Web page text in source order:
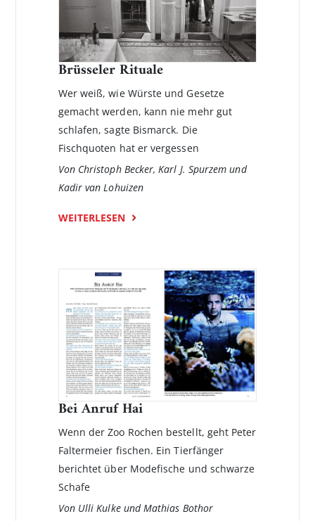
Brüsseler Rituale
Wer weiß, wie Würste und Gesetze
gemacht werden, kann nie mehr gut
schlafen, sagte Bismarck. Die
Fischquoten hat er vergessen
Von Christoph Becker, Karl J. Spurzem und
Kadir van Lohuizen
WEITERLESEN
Bei Anruf Hai
Wenn der Zoo Rochen bestellt, geht Peter
Faltermeier fischen. Ein Tierfänger
berichtet über Modefische und schwarze
Schafe
Von Ulli Kulke und Mathias Bothor